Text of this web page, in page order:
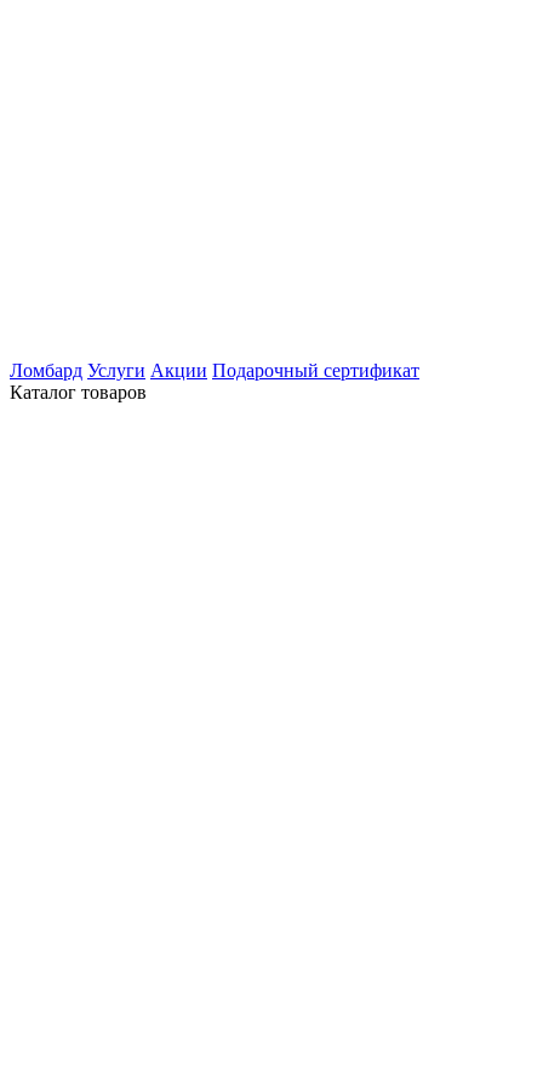
Ломбард Услуги Акции Подарочный сертификат
Каталог товаров